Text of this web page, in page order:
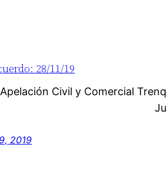
28/11/19
Apelación Civil y
de
2019